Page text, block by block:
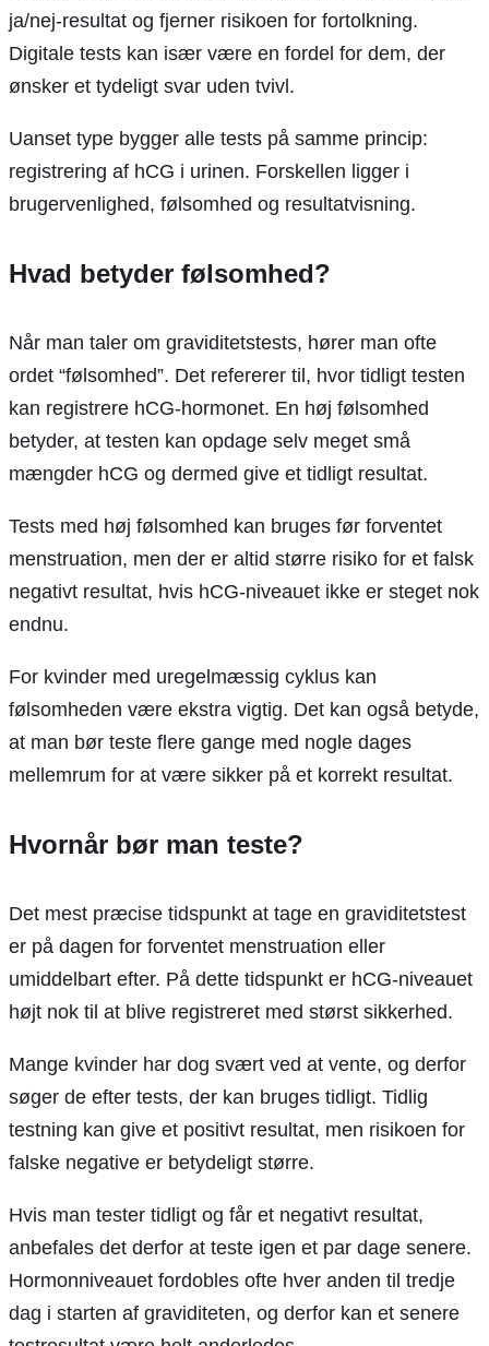
ja/nej-resultat og fjerner risikoen for fortolkning.
Digitale tests kan især være en fordel for dem, der
ønsker et tydeligt svar uden tvivl.
Uanset type bygger alle tests på samme princip:
registrering af hCG i urinen. Forskellen ligger i
brugervenlighed, følsomhed og resultatvisning.
Hvad betyder følsomhed?
Når man taler om graviditetstests, hører man ofte
ordet “følsomhed”. Det refererer til, hvor tidligt testen
kan registrere hCG-hormonet. En høj følsomhed
betyder, at testen kan opdage selv meget små
mængder hCG og dermed give et tidligt resultat.
Tests med høj følsomhed kan bruges før forventet
menstruation, men der er altid større risiko for et falsk
negativt resultat, hvis hCG-niveauet ikke er steget nok
endnu.
For kvinder med uregelmæssig cyklus kan
følsomheden være ekstra vigtig. Det kan også betyde,
at man bør teste flere gange med nogle dages
mellemrum for at være sikker på et korrekt resultat.
Hvornår bør man teste?
Det mest præcise tidspunkt at tage en graviditetstest
er på dagen for forventet menstruation eller
umiddelbart efter. På dette tidspunkt er hCG-niveauet
højt nok til at blive registreret med størst sikkerhed.
Mange kvinder har dog svært ved at vente, og derfor
søger de efter tests, der kan bruges tidligt. Tidlig
testning kan give et positivt resultat, men risikoen for
falske negative er betydeligt større.
Hvis man tester tidligt og får et negativt resultat,
anbefales det derfor at teste igen et par dage senere.
Hormonniveauet fordobles ofte hver anden til tredje
dag i starten af graviditeten, og derfor kan et senere